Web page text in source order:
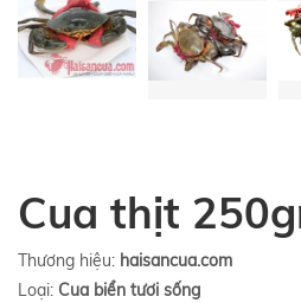
Cua thịt
Thương hiệu: haisancua.com
Loại: Cua biển tươi sống